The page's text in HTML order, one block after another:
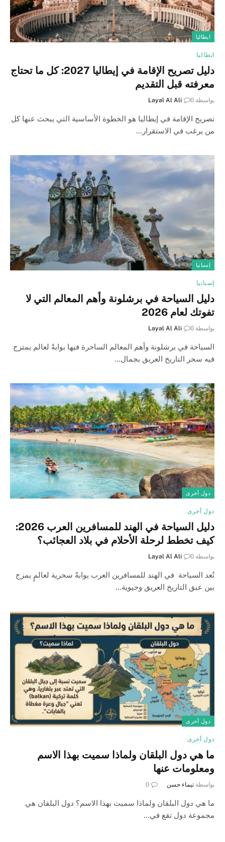
ايطاليا
ايطاليا
دليل تصريح الإقامة في إيطاليا 2027: كل ما تحتاج
معرفته قبل التقديم
بواسطة Layal Al Ali 0
تصريح الإقامة في إيطاليا هو الخطوة الأساسية التي يبحث عنها كل
من يرغب في الاستقرار…
إسبانيا
إسبانيا
دليل السياحة في برشلونة وأهم المعالم التي لا
تفوتك لعام 2026
بواسطة Layal Al Ali 0
السياحة في برشلونة وأهم المعالم الساحرة فيها بوابةً لعالم يمتزج
فيه سحر التاريخ العريق بجمال…
دول أخرى
دول أخرى
دليل السياحة في الهند للمسافرين العرب 2026:
كيف تخطط لرحلة الأحلام في بلاد العجائب؟
بواسطة Layal Al Ali 0
تُعد السياحة في الهند للمسافرين العرب بوابةً سحرية لعالمٍ يمزج
بين عبق التاريخ العريق وحيوية…
دول أخرى
دول أخرى
ما هي دول البلقان ولماذا سميت بهذا الاسم
ومعلومات عنها
بواسطة تيماء حسن 0
ما هي دول البلقان ولماذا سميت بهذا الاسم؟ دول البلقان هي
مجموعة دول تقع في…